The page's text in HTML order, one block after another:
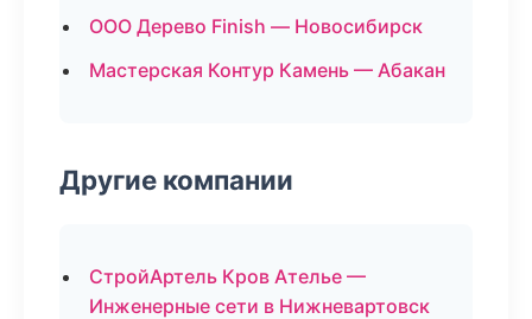
ООО Дерево Finish — Новосибирск
Мастерская Контур Камень — Абакан
Другие компании
СтройАртель Кров Ателье —
Инженерные сети в Нижневартовск